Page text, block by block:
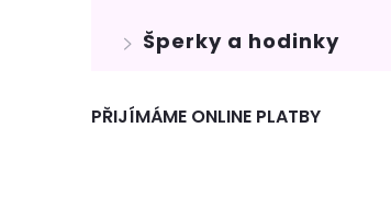
Šperky a hodinky
PŘIJÍMÁME ONLINE PLATBY